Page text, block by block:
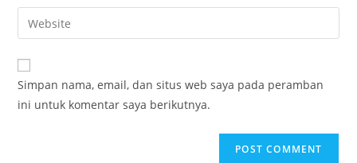
comment
email
address
comment
Enter
your
website
URL
(optional)
Simpan nama, email, dan situs web saya pada peramban
ini untuk komentar saya berikutnya.